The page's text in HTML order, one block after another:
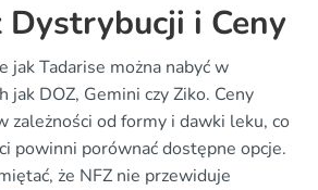
Dystrybucji i Ceny
jak Tadarise można nabyć w
jak DOZ, Gemini czy Ziko. Ceny
zależności od formy i dawki leku, co
powinni porównać dostępne opcje.
że NFZ nie przewiduje